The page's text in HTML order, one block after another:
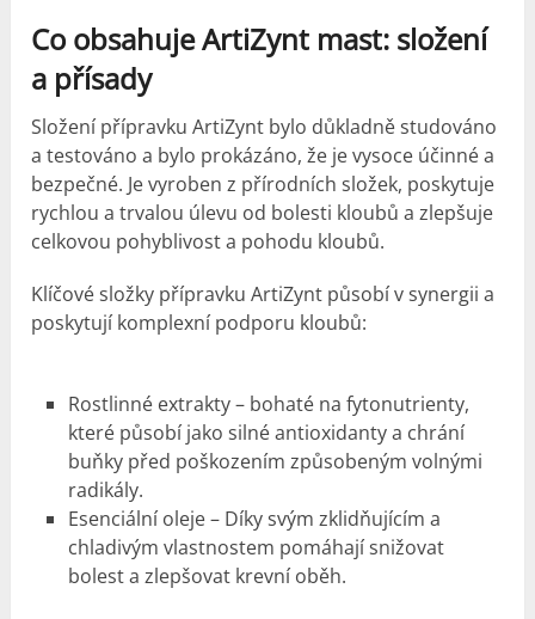
Co obsahuje ArtiZynt mast: složení
a přísady
Složení přípravku ArtiZynt bylo důkladně studováno
a testováno a bylo prokázáno, že je vysoce účinné a
bezpečné. Je vyroben z přírodních složek, poskytuje
rychlou a trvalou úlevu od bolesti kloubů a zlepšuje
celkovou pohyblivost a pohodu kloubů.
Klíčové složky přípravku ArtiZynt působí v synergii a
poskytují komplexní podporu kloubů:
Rostlinné extrakty – bohaté na fytonutrienty,
které působí jako silné antioxidanty a chrání
buňky před poškozením způsobeným volnými
radikály.
Esenciální oleje – Díky svým zklidňujícím a
chladivým vlastnostem pomáhají snižovat
bolest a zlepšovat krevní oběh.